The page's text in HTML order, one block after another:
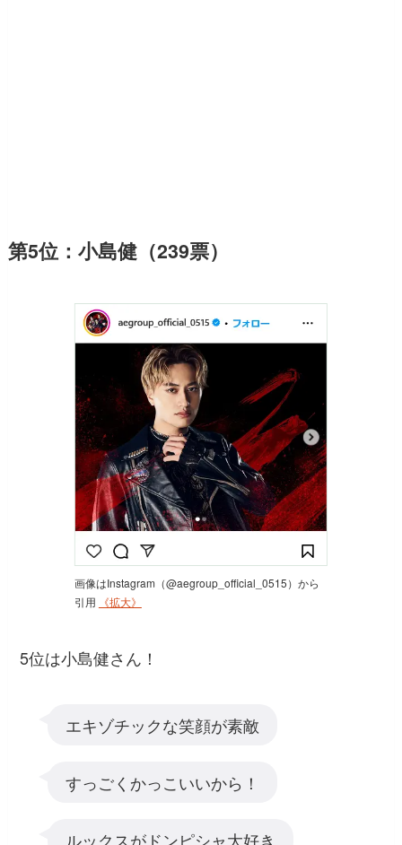
第5位：小島健（239票）
画像はInstagram（@aegroup_official_0515）から
引用
《拡大》
5位は小島健さん！
エキゾチックな笑顔が素敵
すっごくかっこいいから！
ルックスがドンピシャ大好き